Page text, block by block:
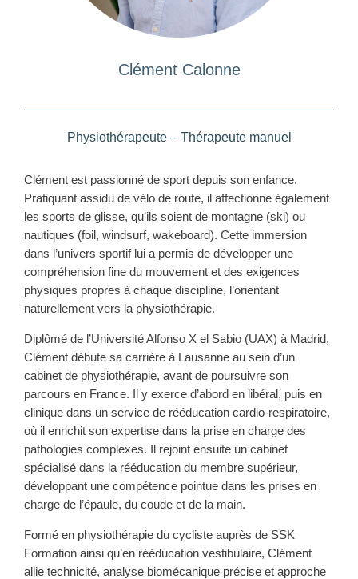
Clément Calonne
Physiothérapeute – Thérapeute manuel
Clément est passionné de sport depuis son enfance.
Pratiquant assidu de vélo de route, il affectionne également
les sports de glisse, qu’ils soient de montagne (ski) ou
nautiques (foil, windsurf, wakeboard). Cette immersion
dans l’univers sportif lui a permis de développer une
compréhension fine du mouvement et des exigences
physiques propres à chaque discipline, l’orientant
naturellement vers la physiothérapie.
Diplômé de l’Université Alfonso X el Sabio (UAX) à Madrid,
Clément débute sa carrière à Lausanne au sein d’un
cabinet de physiothérapie, avant de poursuivre son
parcours en France. Il y exerce d’abord en libéral, puis en
clinique dans un service de rééducation cardio-respiratoire,
où il enrichit son expertise dans la prise en charge des
pathologies complexes. Il rejoint ensuite un cabinet
spécialisé dans la rééducation du membre supérieur,
développant une compétence pointue dans les prises en
charge de l’épaule, du coude et de la main.
Formé en physiothérapie du cycliste auprès de SSK
Formation ainsi qu’en rééducation vestibulaire, Clément
allie technicité, analyse biomécanique précise et approche